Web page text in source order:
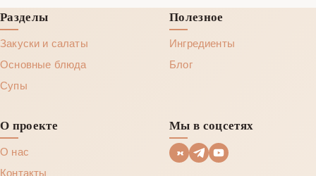
Разделы
Закуски и салаты
Основные блюда
Супы
Полезное
Ингредиенты
Блог
О проекте
О нас
Контакты
Мы в соцсетях